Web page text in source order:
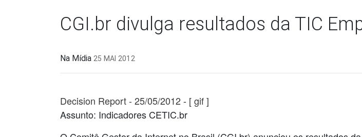
CGI.br divulga resultados da TIC
Na Mídia 25 MAI 2012
Decision Report - 25/05/2012 - [ gif ]
Assunto: Indicadores CETIC.br